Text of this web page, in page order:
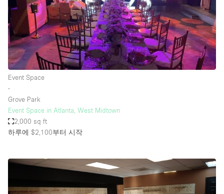
Event Space
∙
Grove Park
Event Space in Atlanta, West Midtown
2,000 sq ft
하루에 $2,100부터 시작